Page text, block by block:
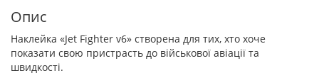
Опис
Наклейка «Jet Fighter v6» створена для тих, хто хоче
показати свою пристрасть до військової авіації та
швидкості.